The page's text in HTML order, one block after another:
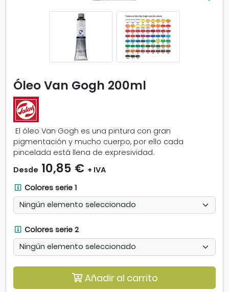
a
G
g
0
Óleo Van Gogh 200ml
El óleo Van Gogh es una pintura con gran
pigmentación y mucho cuerpo, por ello cada
pincelada está llena de expresividad.
Desde 10,85 € + IVA
C
o
l
r
e
s
Colores serie 1
C
o
l
Colores serie 2
Añadir al carrito